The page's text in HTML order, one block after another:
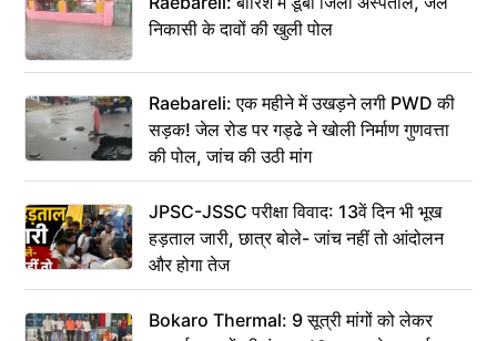
निकासी के दावों की खुली पोल
Raebareli: एक महीने में उखड़ने लगी PWD की
सड़क! जेल रोड पर गड्ढे ने खोली निर्माण गुणवत्ता
की पोल, जांच की उठी मांग
JPSC-JSSC परीक्षा विवाद: 13वें दिन भी भूख
हड़ताल जारी, छात्र बोले- जांच नहीं तो आंदोलन
और होगा तेज
Bokaro Thermal: 9 सूत्री मांगों को लेकर